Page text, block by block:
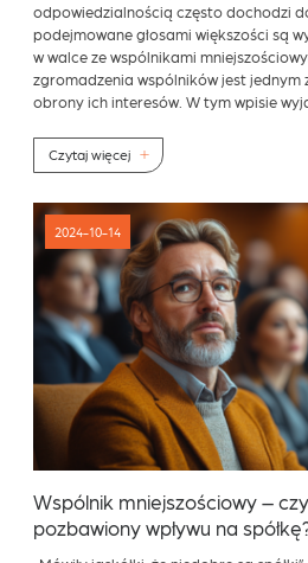
odpowiedzialnością często dochodzi
podejmowane głosami większości są
w walce ze wspólnikami
zgromadzenia wspólników jest jednym
obrony ich interesów. W tym wpisie
Czytaj więcej
2024-10-14
Wspólnik mniejszościowy –
pozbawiony wpływu na